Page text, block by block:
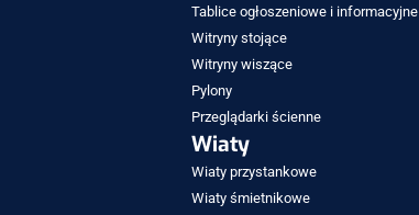
Tablice ogłoszeniowe i informacyjne
Witryny stojące
Witryny wiszące
Pylony
Przeglądarki ścienne
Wiaty
Wiaty przystankowe
Wiaty śmietnikowe